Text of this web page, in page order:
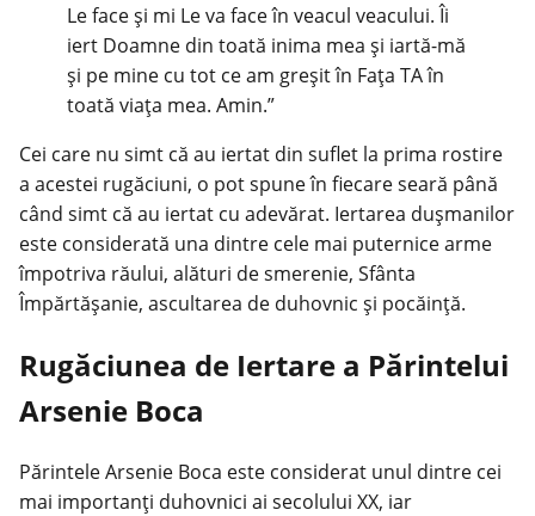
Le face și mi Le va face în veacul veacului. Îi
iert Doamne din toată inima mea și iartă-mă
și pe mine cu tot ce am greșit în Fața TA în
toată viața mea. Amin.”
Cei care nu simt că au iertat din suflet la prima rostire
a acestei rugăciuni, o pot spune în fiecare seară până
când simt că au iertat cu adevărat. Iertarea dușmanilor
este considerată una dintre cele mai puternice arme
împotriva răului, alături de smerenie, Sfânta
Împărtășanie, ascultarea de duhovnic și pocăință.
Rugăciunea de Iertare a Părintelui
Arsenie Boca
Părintele Arsenie Boca este considerat unul dintre cei
mai importanți duhovnici ai secolului XX, iar